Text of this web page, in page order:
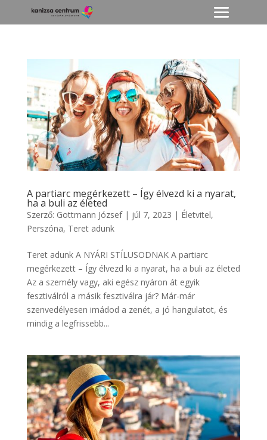
A partiarc megérkezett – Így élvezd ki a nyarat,
ha a buli az életed
Szerző: Gottmann József| júl 7, 2023 | Életvitel,
Perszóna, Teret adunk
Teret adunk A NYÁRI STÍLUSODNAK A partiarc
megérkezett – Így élvezd ki a nyarat, ha a buli az életed
Az a személy vagy, aki egész nyáron át egyik
fesztiválról a másik fesztiválra jár? Már-már
szenvedélyesen imádod a zenét, a jó hangulatot, és
mindig a legfrissebb...